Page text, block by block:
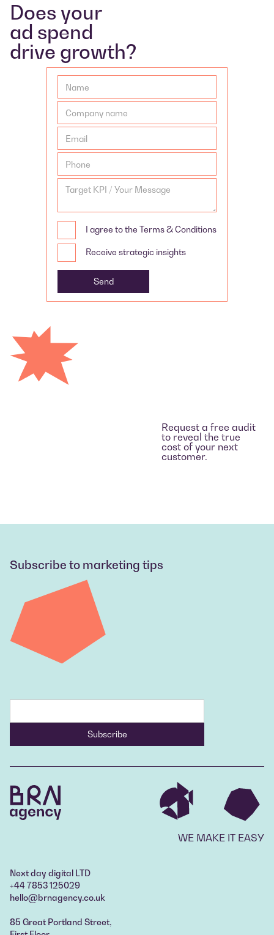
Does your
ad spend
drive growth?
I agree to the Terms & Conditions
Receive strategic insights
Request a free audit
to reveal the true
cost of your next
customer.
Subscribe to marketing tips
WE MAKE IT EASY
Next day digital LTD
+44 7853 125029
hello@brnagency.co.uk
85 Great Portland Street,